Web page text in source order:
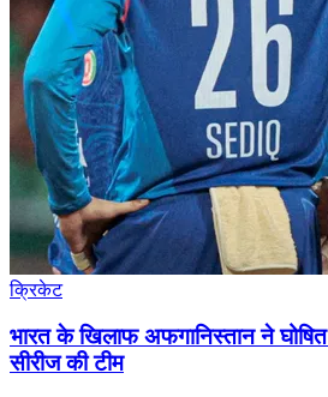
क्रिकेट
भारत के खिलाफ अफगानिस्तान ने
सीरीज की टीम